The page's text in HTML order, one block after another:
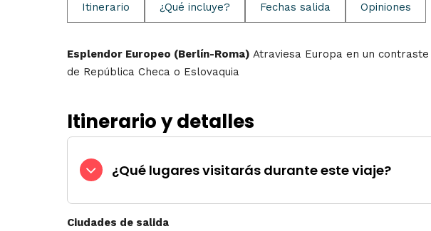
Itinerario ¿Qué incluye? Fechas salida Opiniones
Esplendor Europeo (Berlín-Roma) Atraviesa Europa en un
de República Checa o Eslovaquia
Itinerario y detalles
¿Qué lugares visitarás durante este viaje?
Ciudades de salida